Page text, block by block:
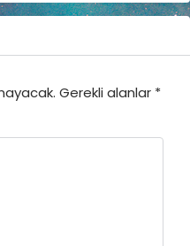
Gerekli alanlar *